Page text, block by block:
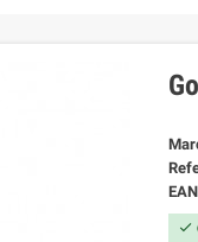
check